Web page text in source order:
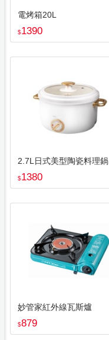
電烤箱20L
$1390
2.7L日式美型陶瓷料理鍋
$1380
妙管家紅外線瓦斯爐
$879